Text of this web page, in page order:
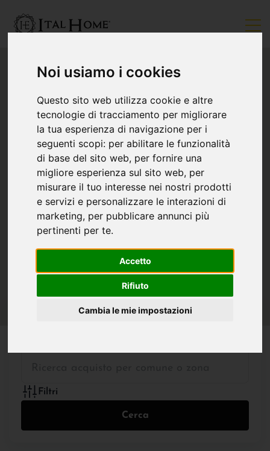
Noi usiamo i cookies
Questo sito web utilizza cookie e altre
tecnologie di tracciamento per migliorare
la tua esperienza di navigazione per i
seguenti scopi: per abilitare le funzionalità
di base del sito web, per fornire una
migliore esperienza sul sito web, per
misurare il tuo interesse nei nostri prodotti
e servizi e personalizzare le interazioni di
marketing, per pubblicare annunci più
pertinenti per te.
Accetto
Rifiuto
Cambia le mie impostazioni
Filtri
Cerca